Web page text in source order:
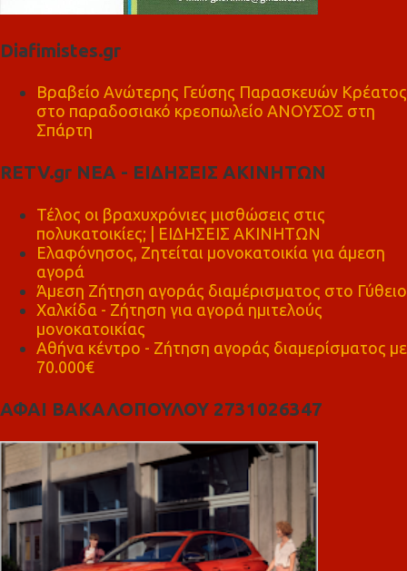
Diafimistes.gr
Βραβείο Ανώτερης Γεύσης Παρασκευών Κρέατος
στο παραδοσιακό κρεοπωλείο ΑΝΟΥΣΟΣ στη
Σπάρτη
RETV.gr ΝΕΑ - ΕΙΔΗΣΕΙΣ ΑΚΙΝΗΤΩΝ
Τέλος οι βραχυχρόνιες μισθώσεις στις
πολυκατοικίες; | ΕΙΔΗΣΕΙΣ ΑΚΙΝΗΤΩΝ
Ελαφόνησος, Ζητείται μονοκατοικία για άμεση
αγορά
Άμεση Ζήτηση αγοράς διαμέρισματος στο Γύθειο
Χαλκίδα - Ζήτηση για αγορά ημιτελούς
μονοκατοικίας
Αθήνα κέντρο - Ζήτηση αγοράς διαμερίσματος με
70.000€
ΑΦΑΙ ΒΑΚΑΛΟΠΟΥΛΟΥ 2731026347